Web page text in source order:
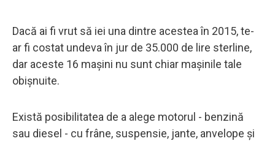
Dacă ai fi vrut să iei una dintre acestea în 2015, te-
ar fi costat undeva în jur de 35.000 de lire sterline,
dar aceste 16 mașini nu sunt chiar mașinile tale
obișnuite.
Există posibilitatea de a alege motorul - benzină
sau diesel - cu frâne, suspensie, jante, anvelope și